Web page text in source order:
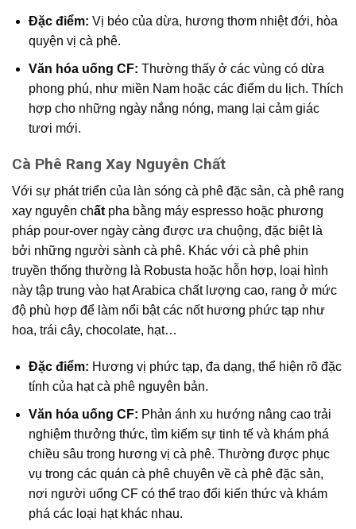
Đặc điểm: Vị béo của dừa, hương thơm nhiệt đới, hòa
quyện vị cà phê.
Văn hóa uống CF: Thường thấy ở các vùng có dừa
phong phú, như miền Nam hoặc các điểm du lịch. Thích
hợp cho những ngày nắng nóng, mang lại cảm giác
tươi mới.
Cà Phê Rang Xay Nguyên Chất
Với sự phát triển của làn sóng cà phê đặc sản, cà phê rang
xay nguyên chấtpha bằng máy espresso hoặc phương
pháp pour-over ngày càng được ưa chuộng, đặc biệt là
bởi những người sành cà phê. Khác với cà phê phin
truyền thống thường là Robusta hoặc hỗn hợp, loại hình
này tập trung vào hạt Arabica chất lượng cao, rang ở mức
độ phù hợp để làm nổi bật các nốt hương phức tạp như
hoa, trái cây, chocolate, hạt…
Đặc điểm: Hương vị phức tạp, đa dạng, thể hiện rõ đặc
tính của hạt cà phê nguyên bản.
Văn hóa uống CF: Phản ánh xu hướng nâng cao trải
nghiệm thưởng thức, tìm kiếm sự tinh tế và khám phá
chiều sâu trong hương vị cà phê. Thường được phục
vụ trong các quán cà phê chuyên về cà phê đặc sản,
nơi người uống CF có thể trao đổi kiến thức và khám
phá các loại hạt khác nhau.